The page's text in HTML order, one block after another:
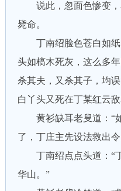
说此，忽面色惨变，
毙命。
丁南绍脸色苍白如纸
头如槁木死灰，这么多
杀其夫，又杀其子，均
白丫头又死在丁某红云
黄衫缺耳老叟道：“如
了，丁庄主先设法救出
丁南绍点点头道：“丁
华山。”